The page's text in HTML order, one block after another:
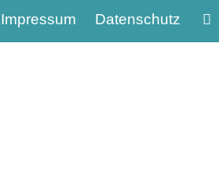
Impressum Datenschutz